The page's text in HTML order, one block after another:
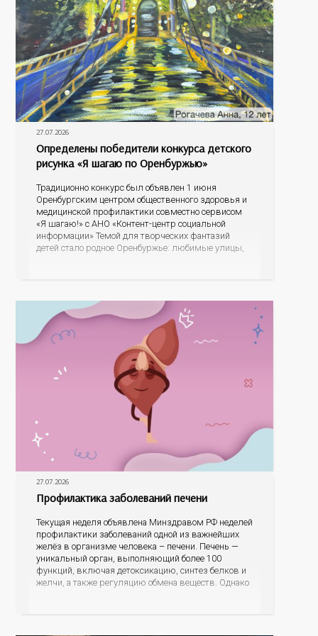
27.07.2026
Определены победители конкурса детского
рисунка «Я шагаю по Оренбуржью»
Традиционно конкурс был объявлен 1 июня
Оренбургским центром общественного здоровья и
медицинской профилактики совместно сервисом
«Я шагаю!» с АНО «Контент-центр социальной
информации» Темой для творческих фантазий
детей стало родное Оренбуржье: любимые улицы,
27.07.2026
Профилактика заболеваний печени
Текущая неделя объявлена Минздравом РФ неделей
профилактики заболеваний одной из важнейших
желёз в организме человека – печени. Печень —
уникальный орган, выполняющий более 100
функций, включая детоксикацию, синтез белков и
желчи, а также регуляцию обмена веществ. Однако